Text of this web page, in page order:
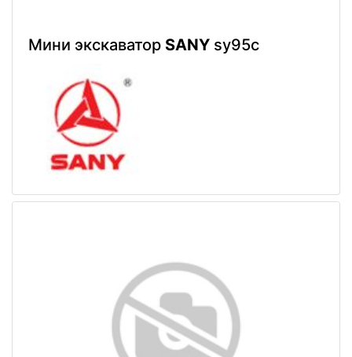
Мини экскаватор SANY sy95c